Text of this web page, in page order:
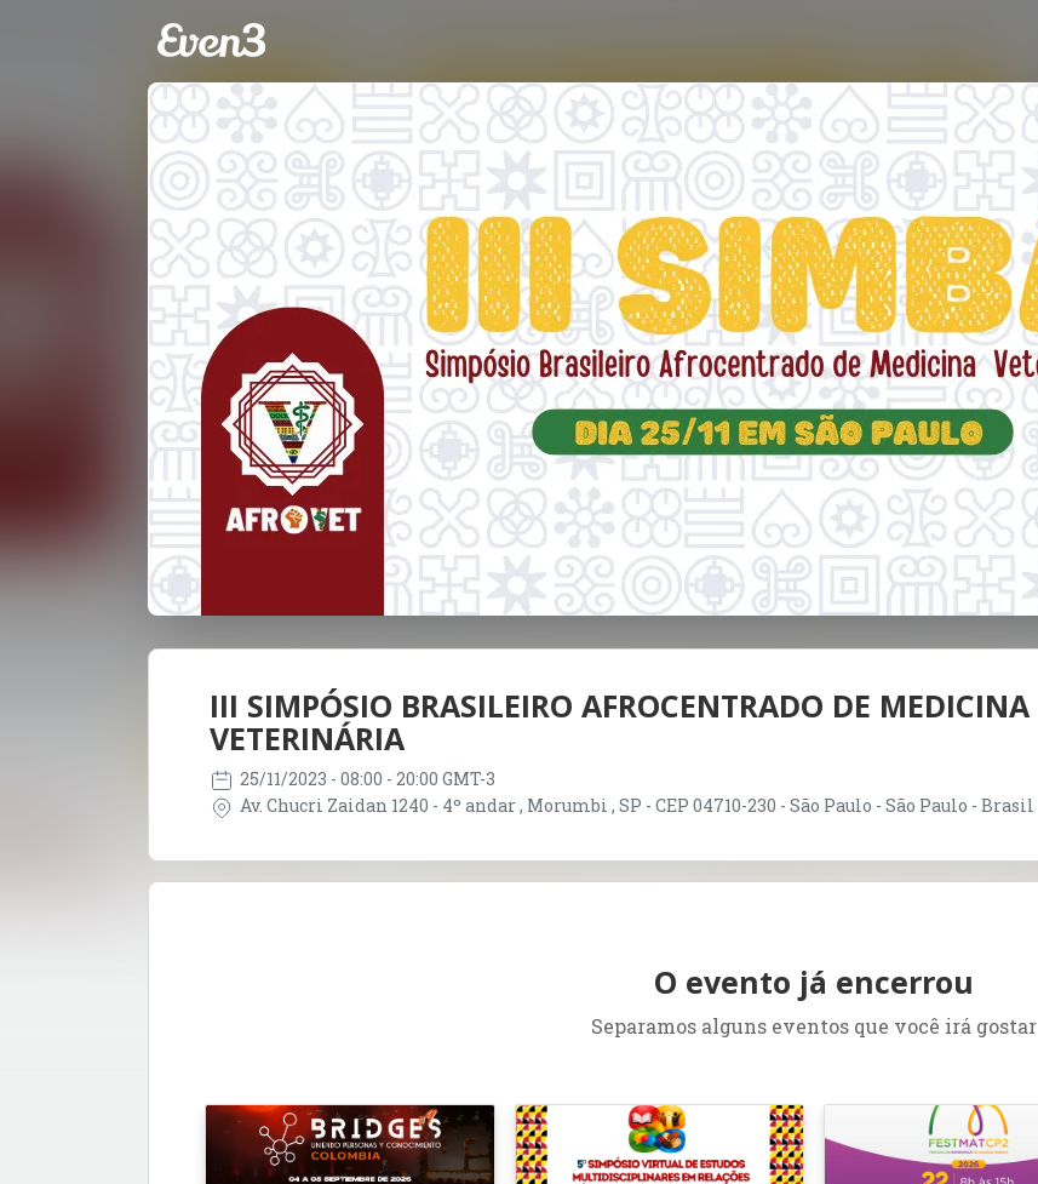
III SIMPÓSIO BRASILEIRO AFROCENTRADO DE MEDICINA
VETERINÁRIA
25/11/2023 - 08:00 - 20:00 GMT-3
Av. Chucri Zaidan 1240 - 4º andar , Morumbi , SP - CEP 04710-230 - São Paulo - São Paulo - Brasil
O evento já encerrou
Separamos alguns eventos que você irá gostar